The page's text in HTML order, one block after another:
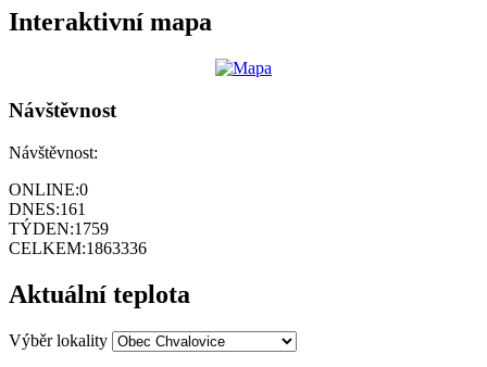
Interaktivní mapa
Návštěvnost
Návštěvnost:
ONLINE:0
DNES:161
TÝDEN:1759
CELKEM:1863336
Aktuální teplota
Výběr lokality